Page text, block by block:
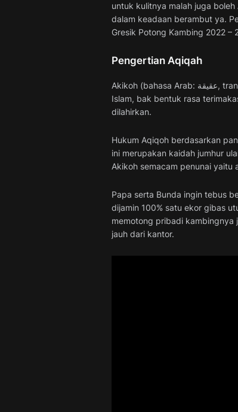
untuk kulitnya malah juga
dalam keadaan berambut ya.
Gresik Potong Kambing 2022 –
Pengertian Aqiqah
Akikoh (bahasa Arab: عقيقة, transliterasi: Aqiqah) adalah pengorbanan dibas dalam hukum
Islam, bak bentuk rasa
dilahirkan.
Hukum Aqiqoh berdasarkan
ini merupakan kaidah jumhur
Akikoh semacam penunai yaitu
Papa serta Bunda ingin tebus
dijamin 100% satu ekor gibas
memotong pribadi kambingnya
jauh dari kantor.